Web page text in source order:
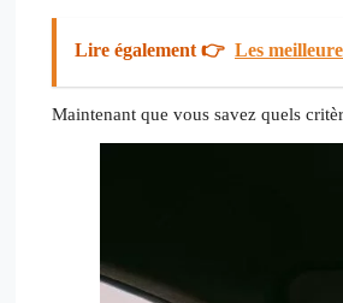
Lire également 👉 Les
Maintenant que vous savez quels